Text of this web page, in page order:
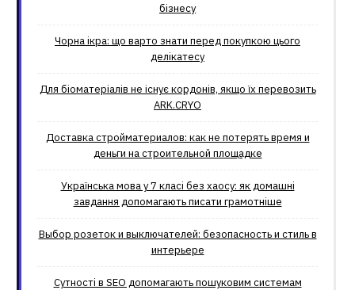
бізнесу
Чорна ікра: що варто знати перед покупкою цього
делікатесу
Для біоматеріалів не існує кордонів, якщо їх перевозить
ARK.CRYO
Доставка стройматериалов: как не потерять время и
деньги на строительной площадке
Українська мова у 7 класі без хаосу: як домашні
завдання допомагають писати грамотніше
Выбор розеток и выключателей: безопасность и стиль в
интерьере
Сутності в SEO допомагають пошуковим системам